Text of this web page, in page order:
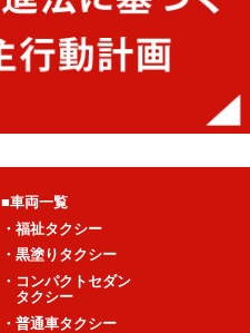
■車両一覧
・福祉タクシー
・黒塗りタクシー
・コンパクトセダン
タクシー
・普通車タクシー